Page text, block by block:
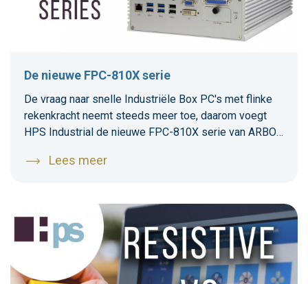
De nieuwe FPC-810X serie
De vraag naar snelle Industriële Box PC's met flinke
rekenkracht neemt steeds meer toe, daarom voegt
HPS Industrial de nieuwe FPC-810X serie van ARBOR
portfolio. De FPC-8100 is een fanless robuuste
Intel® 10e generatie Comet Lake platform.
Lees meer